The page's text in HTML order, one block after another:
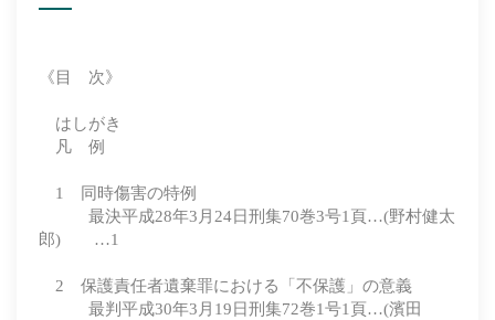
《目 次》
はしがき
凡 例
1 同時傷害の特例
最決平成28年3月24日刑集70巻3号1頁…(野村健太
郎) …1
2 保護責任者遺棄罪における「不保護」の意義
最判平成30年3月19日刑集72巻1号1頁…(濱田